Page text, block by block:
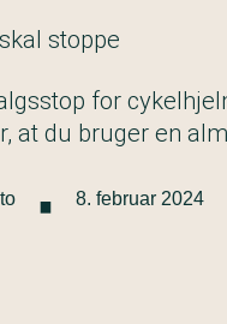
stoppe
for
at du bruger en
· 8. februar 2024